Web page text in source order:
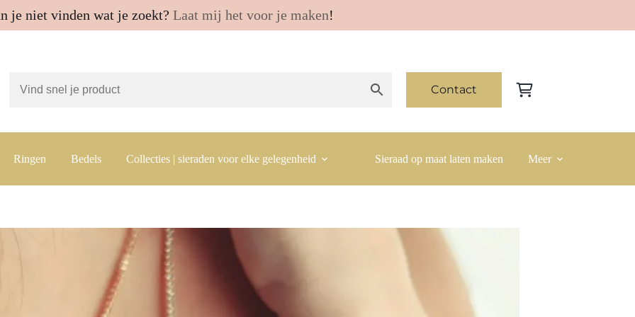
je niet vinden wat je zoekt? Laat mij het voor je maken!
Contact Winkelwagen
Ringen Bedels Collecties | sieraden voor elke gelegenheid Sieraad op maat laten maken Meer